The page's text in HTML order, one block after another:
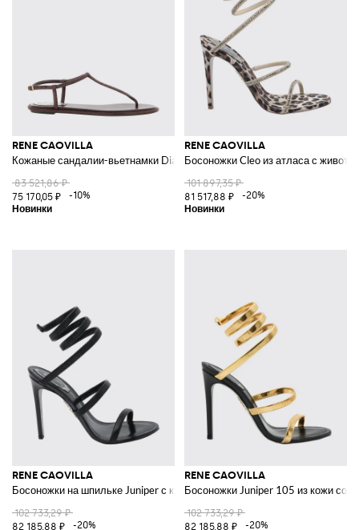
RENE CAOVILLA
Кожаные сандалии-вьетнамки Diana на низком каблуке с кристаллами
83 521,86 ₽
75 170,05 ₽
-10%
RENE CAOVILLA
Босоножки Cleo из атласа с
101 897,35 ₽
81 517,88 ₽
-20%
RENE CAOVILLA
Босоножки на шпильке Juniper с культовым ремешком-змейкой
102 733,29 ₽
82 185,88 ₽
-20%
RENE CAOVILLA
Босоножки Juniper 105 из кожи со
102 733,29 ₽
82 185,88 ₽
-20%